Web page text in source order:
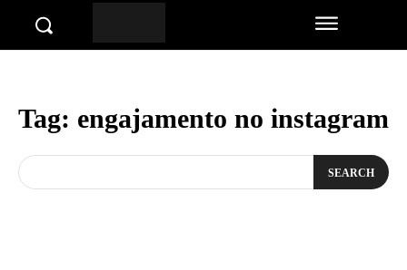
Tag: engajamento no instagram
SEARCH